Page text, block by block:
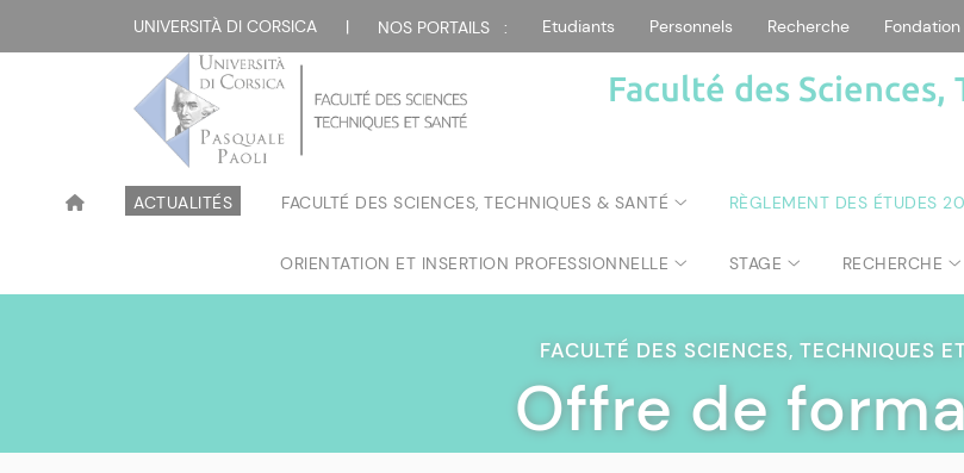
UNIVERSITÀ DI CORSICA | NOS PORTAILS : Etudiants Personnels Recherche Fondation
Faculté des Sciences,
ACTUALITÉS FACULTÉ DES SCIENCES, TECHNIQUES & SANTÉ RÈGLEMENT DES ÉTUDES
ORIENTATION ET INSERTION PROFESSIONNELLE STAGE RECHERCHE
FACULTÉ DES SCIENCES, TECHNIQUES
Offre de